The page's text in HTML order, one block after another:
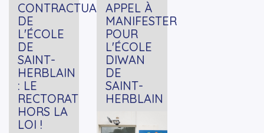
CONTRACTUALISATION
DE
L'ÉCOLE
DE
SAINT-
HERBLAIN
: LE
RECTORAT
HORS LA
LOI !
APPEL À
MANIFESTER
POUR
L'ÉCOLE
DIWAN
DE
SAINT-
HERBLAIN
+Lire la suite